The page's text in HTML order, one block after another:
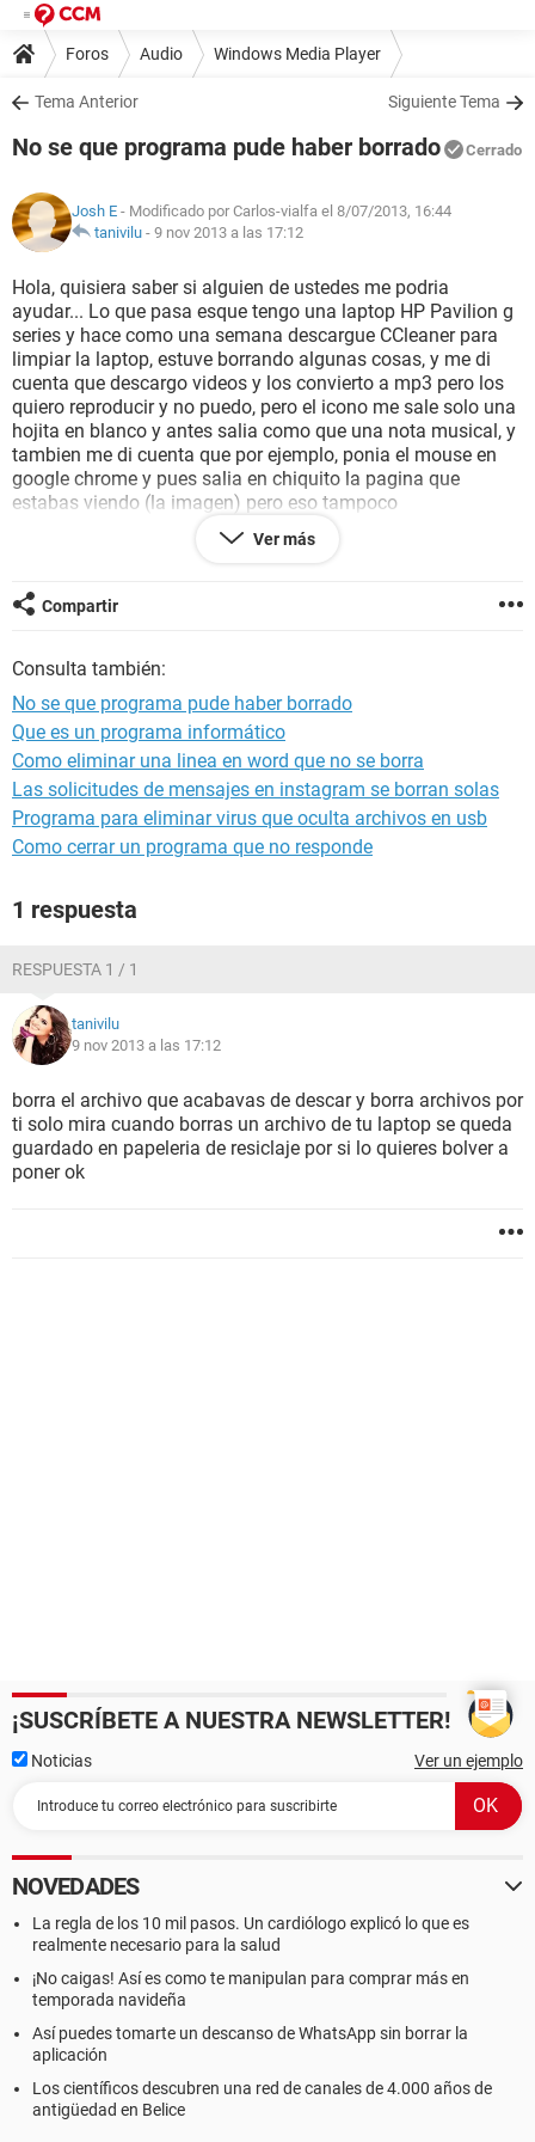
Foros Audio Windows Media Player
Tema Anterior Siguiente Tema
No se que programa pude haber borrado Cerrado
Josh E - Modificado por Carlos-vialfa el 8/07/2013, 16:44
tanivilu - 9 nov 2013 a las 17:12
Hola, quisiera saber si alguien de ustedes me podria
ayudar... Lo que pasa esque tengo una laptop HP Pavilion g
series y hace como una semana descargue CCleaner para
limpiar la laptop, estuve borrando algunas cosas, y me di
cuenta que descargo videos y los convierto a mp3 pero los
quiero reproducir y no puedo, pero el icono me sale solo una
hojita en blanco y antes salia como que una nota musical, y
tambien me di cuenta que por ejemplo, ponia el mouse en
google chrome y pues salia en chiquito la pagina que
estabas viendo (la imagen) pero eso tampoco
Alguien sabe que archivo borre y como lo puedo solucionar?
hacer eso si se pueden reproducir de forma normal
Ver más
Compartir
Consulta también:
No se que programa pude haber borrado
Que es un programa informático
Como eliminar una linea en word que no se borra
Las solicitudes de mensajes en instagram se borran solas
Programa para eliminar virus que oculta archivos en usb
Como cerrar un programa que no responde
1 respuesta
RESPUESTA 1 / 1
tanivilu
9 nov 2013 a las 17:12
borra el archivo que acabavas de descar y borra archivos por
ti solo mira cuando borras un archivo de tu laptop se queda
guardado en papeleria de resiclaje por si lo quieres bolver a
poner ok
¡SUSCRÍBETE A NUESTRA NEWSLETTER!
Noticias Ver un ejemplo
NOVEDADES
La regla de los 10 mil pasos. Un cardiólogo explicó lo que es
realmente necesario para la salud
¡No caigas! Así es como te manipulan para comprar más en
temporada navideña
Así puedes tomarte un descanso de WhatsApp sin borrar la
aplicación
Los científicos descubren una red de canales de 4.000 años de
antigüedad en Belice